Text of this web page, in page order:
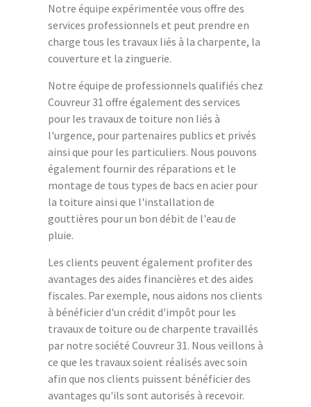
Notre équipe expérimentée vous offre des
services professionnels et peut prendre en
charge tous les travaux liés à la charpente, la
couverture et la zinguerie.
Notre équipe de professionnels qualifiés chez
Couvreur 31 offre également des services
pour les travaux de toiture non liés à
l'urgence, pour partenaires publics et privés
ainsi que pour les particuliers. Nous pouvons
également fournir des réparations et le
montage de tous types de bacs en acier pour
la toiture ainsi que l'installation de
gouttières pour un bon débit de l'eau de
pluie.
Les clients peuvent également profiter des
avantages des aides financières et des aides
fiscales. Par exemple, nous aidons nos clients
à bénéficier d'un crédit d'impôt pour les
travaux de toiture ou de charpente travaillés
par notre société Couvreur 31. Nous veillons à
ce que les travaux soient réalisés avec soin
afin que nos clients puissent bénéficier des
avantages qu'ils sont autorisés à recevoir.